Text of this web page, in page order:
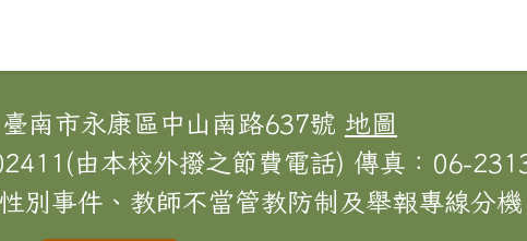
南市永康區中山南路637號 地圖
由本校外撥之節費電話) 傳真：06-
事件、教師不當管教防制及舉報專線分